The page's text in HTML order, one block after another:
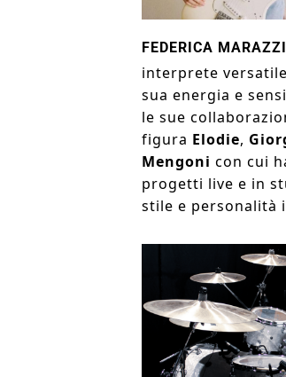
FEDERICA MARAZZI
interprete
sua energia e
le sue
figura Elodie,
Mengoni con cui
progetti live e in
stile e personalità